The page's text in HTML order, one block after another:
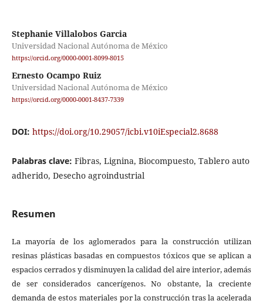
Stephanie Villalobos Garcia
Universidad Nacional Autónoma de México
https://orcid.org/0000-0001-8099-8015
Ernesto Ocampo Ruiz
Universidad Nacional Autónoma de México
https://orcid.org/0000-0001-8437-7339
DOI: https://doi.org/10.29057/icbi.v10iEspecial2.8688
Palabras clave: Fibras, Lignina, Biocompuesto, Tablero auto
adherido, Desecho agroindustrial
Resumen
La mayoría de los aglomerados para la construcción utilizan
resinas plásticas basadas en compuestos tóxicos que se aplican a
espacios cerrados y disminuyen la calidad del aire interior, además
de ser considerados cancerígenos. No obstante, la creciente
demanda de estos materiales por la construcción tras la acelerada